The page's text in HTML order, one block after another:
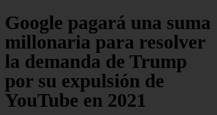
Google pagará una suma
millonaria para resolver
la demanda de Trump
por su expulsión de
YouTube en 2021